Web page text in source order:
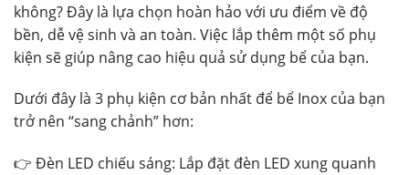
không? Đây là lựa chọn hoàn hảo với ưu điểm về độ
bền, dễ vệ sinh và an toàn. Việc lắp thêm một số phụ
kiện sẽ giúp nâng cao hiệu quả sử dụng bể của bạn.
Dưới đây là 3 phụ kiện cơ bản nhất để bể Inox của bạn
trở nên “sang chảnh” hơn:
👉 Đèn LED chiếu sáng: Lắp đặt đèn LED xung quanh